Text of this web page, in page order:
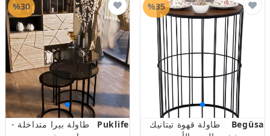
Begüsa
طاولة قهوة تيتانيك
%35
Puklife
طاولة بيرا متداخلة -
%30